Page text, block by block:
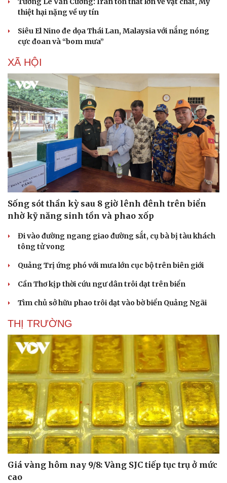
Doanh nghiệp
Thông tin doanh nghiệp
Doanh nhân
Vì cộng đồng
Công nghệ
Sành điệu
Trải nghiệm
Chuyển đổi số
thiệt hại nặng về uy tín
Siêu El Nino đe dọa Thái Lan, Malaysia với nắng nóng
cực đoan và “bom mưa”
XÃ HỘI
Sống sót thần kỳ sau 8 giờ lênh đênh trên biển
nhờ kỹ năng sinh tồn và phao xốp
Đi vào đường ngang giao đường sắt, cụ bà bị tàu khách
tông tử vong
Quảng Trị ứng phó với mưa lớn cục bộ trên biên giới
Cần Thơ kịp thời cứu ngư dân trôi dạt trên biển
Tìm chủ sở hữu phao trôi dạt vào bờ biển Quảng Ngãi
THỊ TRƯỜNG
Giá vàng hôm nay 9/8: Vàng SJC tiếp tục trụ ở mức
cao